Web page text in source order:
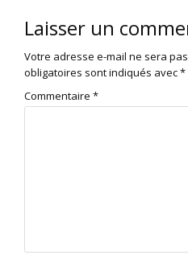
Laisser un
Votre adresse e-mail ne sera
obligatoires sont indiqués avec*
Commentaire *